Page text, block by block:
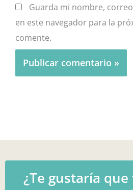
Guarda mi nombre,
en este navegador para la
comente.
¿Te gustaría